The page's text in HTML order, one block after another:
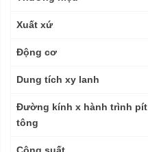
Xuất xứ
Động cơ
Dung tích xy lanh
Đường kính x hành trình pít
tông
Công suất